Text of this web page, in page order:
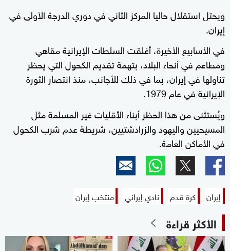
ويحتل استقلال حاليا المركز الثاني في دوري الدرجة الأولى في
إيران.
في الأسابيع الأخيرة، أغلقت السلطات الإيرانية مقاهي
ومطاعم في أنحاء البلاد، بتهمة تقديم الكحول التي يحظر
تناولها في إيران، بما في ذلك للأجانب، منذ انتصار الثورة
الإيرانية في عام 1979.
ويُستثنى من هذا الحظر أبناء الأقليات غير المسلمة مثل
المسيحيين واليهود والزرادشتيين، شريطة عدم شرب الكحول
في الأماكن العامة.
إيران كرة قدم نادي إيراني منتخب إيران
الأكثر قراءة